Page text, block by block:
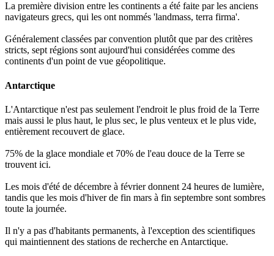
La première division entre les continents a été faite par les anciens
navigateurs grecs, qui les ont nommés 'landmass, terra firma'.
Généralement classées par convention plutôt que par des critères
stricts, sept régions sont aujourd'hui considérées comme des
continents d'un point de vue géopolitique.
Antarctique
L'Antarctique n'est pas seulement l'endroit le plus froid de la Terre
mais aussi le plus haut, le plus sec, le plus venteux et le plus vide,
entièrement recouvert de glace.
75% de la glace mondiale et 70% de l'eau douce de la Terre se
trouvent ici.
Les mois d'été de décembre à février donnent 24 heures de lumière,
tandis que les mois d'hiver de fin mars à fin septembre sont sombres
toute la journée.
Il n'y a pas d'habitants permanents, à l'exception des scientifiques
qui maintiennent des stations de recherche en Antarctique.